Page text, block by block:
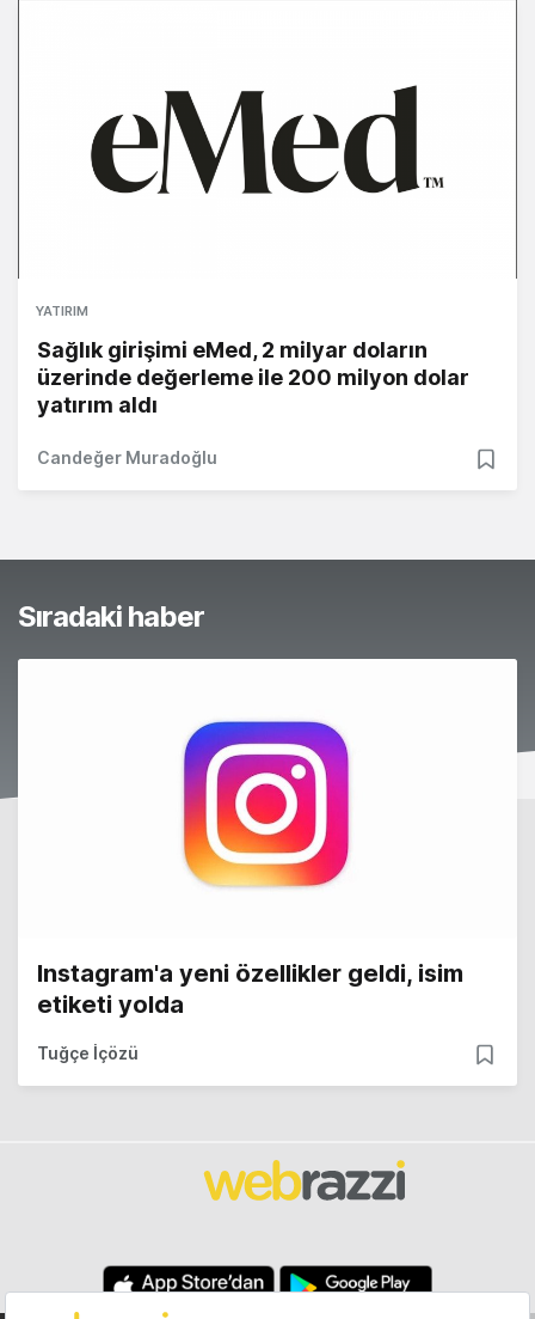
YATIRIM
Sağlık girişimi eMed, 2 milyar doların
üzerinde değerleme ile 200 milyon dolar
yatırım aldı
Candeğer Muradoğlu
Sıradaki haber
Instagram'a yeni özellikler geldi, isim
etiketi yolda
Tuğçe İçözü